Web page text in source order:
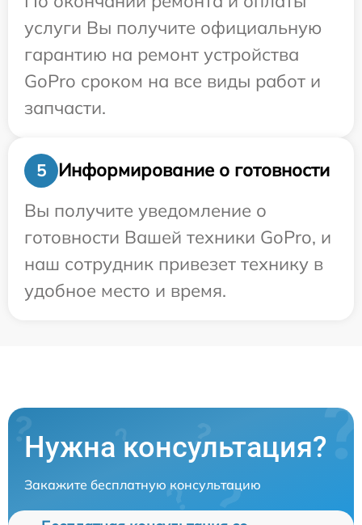
услуги Вы получите официальную
гарантию на ремонт устройства
GoPro сроком на все виды работ и
запчасти.
5
Информирование о готовности
Вы получите уведомление о
готовности Вашей техники GoPro, и
наш сотрудник привезет технику в
удобное место и время.
Нужна консультация?
Закажите бесплатную консультацию